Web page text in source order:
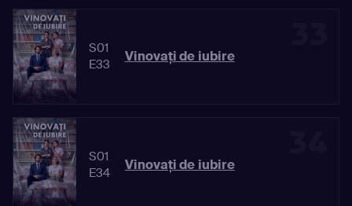
S01
E33
Vinovaţi de iubire
S01
E34
Vinovaţi de iubire